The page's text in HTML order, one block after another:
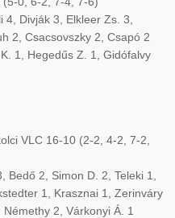
Divják 3, Elkleer Zs. 3,
2, Csacsovszky 2, Csapó 2
1, Hegedűs Z. 1, Gidófalvy
VLC 16-10 (2-2, 4-2, 7-2,
2, Simon D. 2, Teleki 1,
1, Krasznai 1, Zerinváry
2, Várkonyi Á. 1